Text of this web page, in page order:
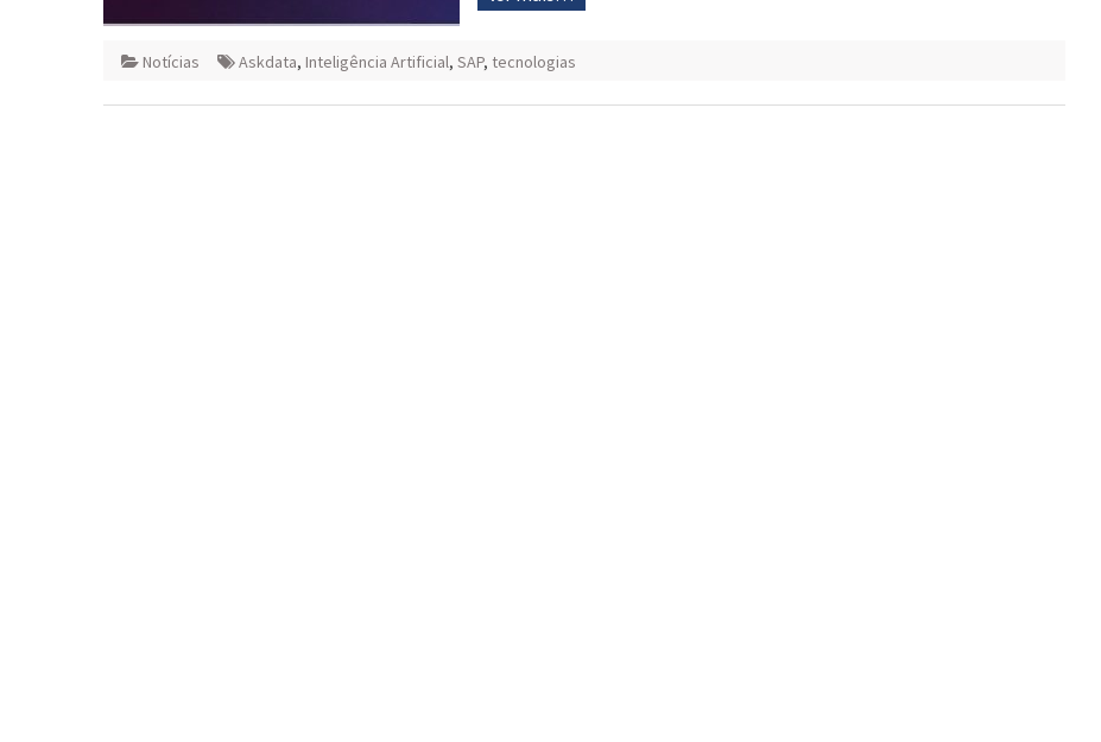
Notícias Askdata, Inteligência Artificial, SAP, tecnologias